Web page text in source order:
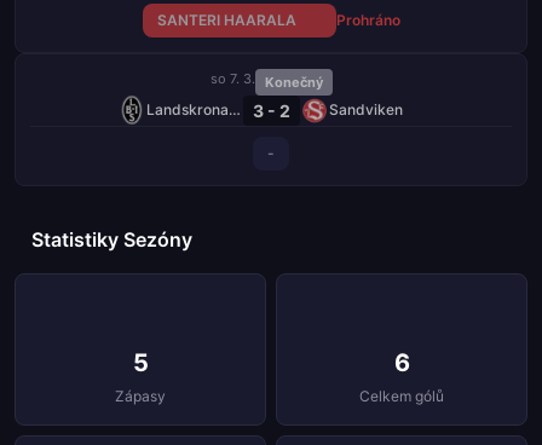
SANTERI HAARALA Prohráno
so 7. 3. Konečný
Landskrona BoIS 3 - 2 Sandviken
-
Statistiky Sezóny
5
Zápasy
6
Celkem gólů